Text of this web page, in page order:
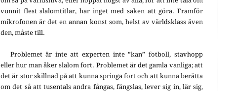
vunnit flest slalomtitlar, har inget med saken att göra. Framför
mikrofonen är det en annan konst som, helst av världsklass även
den, måste till.
Problemet är inte att experten inte ”kan” fotboll, stavhopp
eller hur man åker slalom fort. Problemet är det gamla vanliga; att
det är stor skillnad på att kunna springa fort och att kunna berätta
om det så att tusentals andra fångas, fängslas, lever sig in, lär sig,